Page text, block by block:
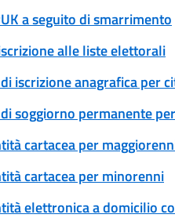
a seguito di smarrimento
alle liste elettorali
iscrizione anagrafica per
soggiorno permanente
cartacea per
cartacea per minorenni
elettronica a domicilio